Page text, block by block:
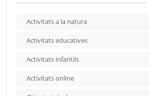
Activitats a la natura
Activitats educatives
Activitats infantils
Activitats online